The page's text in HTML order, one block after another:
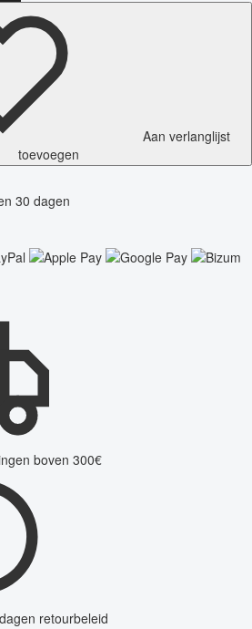
Aan verlanglijst
toevoegen
30 dagen
boven 300€
retourbeleid